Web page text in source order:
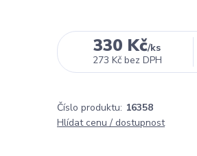
330 Kč/ks
273 Kč bez DPH
Číslo produktu: 16358
Hlídat cenu / dostupnost